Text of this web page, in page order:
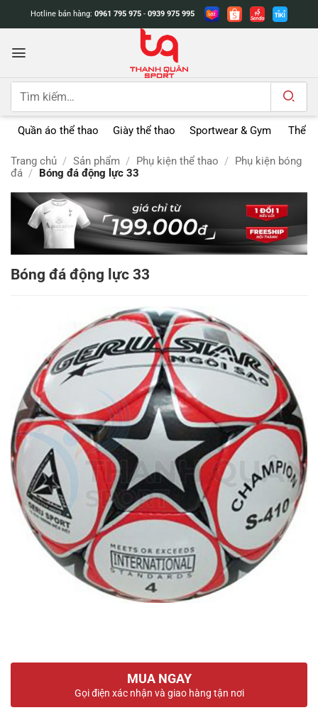
dung
Hotline bán hàng: 0961 795 975 - 0939 975 995
Tìm
Quần áo thể thao Giày thể thao Sportwear & Gym Thể
Trang chủ / Sản phẩm / Phụ kiện thể thao /
Phụ kiện bóng
đá / Bóng đá động lực 33
Bóng đá động lực 33
MUA NGAY
Gọi điện xác nhận và giao hàng tận nơi